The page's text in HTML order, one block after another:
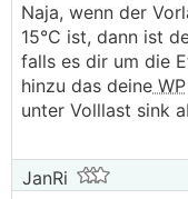
Naja, wenn der
15°C ist, dann ist
falls es dir um die
hinzu das deine WP
unter Volllast sink
JanRi